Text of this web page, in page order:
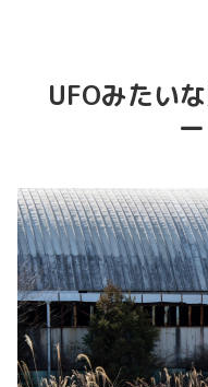
UFOみたい